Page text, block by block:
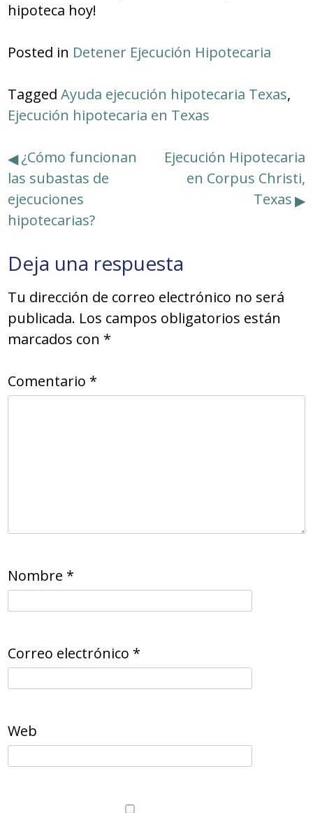
hipoteca hoy!
Posted in Detener Ejecución Hipotecaria
TaggedAyuda ejecución hipotecaria Texas,
Ejecución hipotecaria en Texas
Navegación
de
entradas
¿Cómo funcionan
las subastas de
ejecuciones
hipotecarias?
Ejecución Hipotecaria
en Corpus Christi,
Texas
Deja una respuesta
Tu dirección de correo electrónico no será
publicada. Los campos obligatorios están
marcados con *
Comentario *
Nombre *
Correo electrónico *
Web